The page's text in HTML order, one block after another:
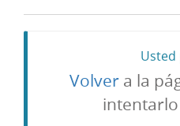
Usted
Volver a la